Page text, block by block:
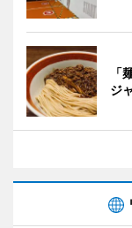
「
ジ